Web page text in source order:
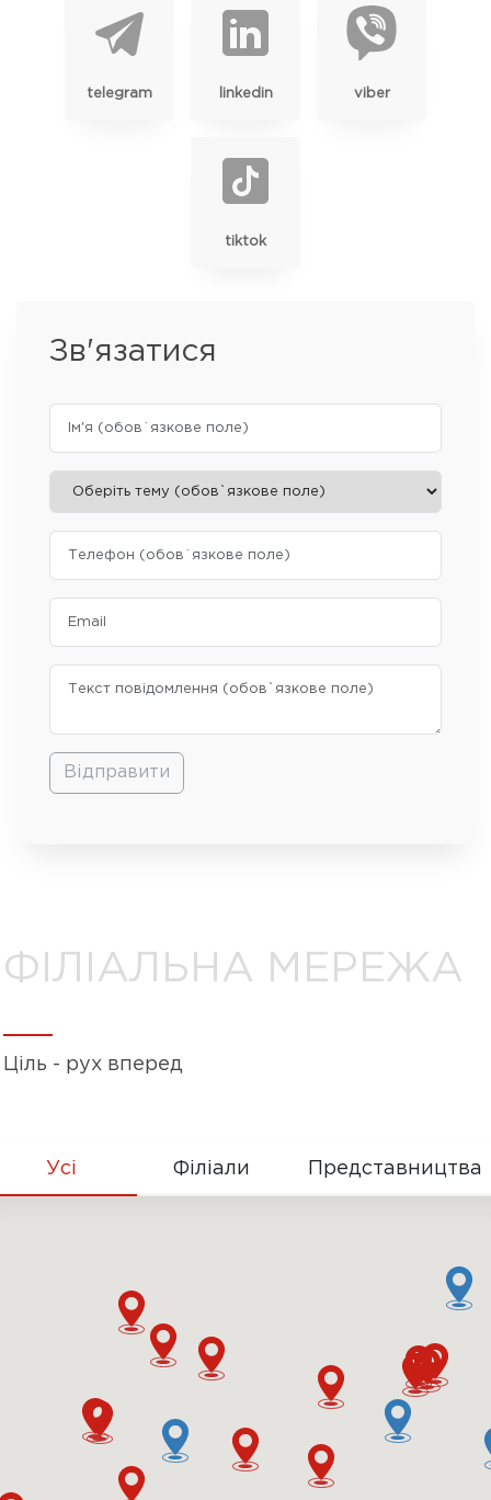
telegram linkedin viber
tiktok
Зв'язатися
Відправити
ФІЛІАЛЬНА МЕРЕЖА
Ціль - рух вперед
Усі Філіали Представництва